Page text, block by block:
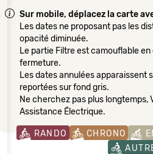
Sur mobile, déplacez la carte
Les dates ne proposant pas les
opacité diminuée.
Le partie Filtre est camouflable
fermeture.
Les dates annulées apparaissent
reportées sur fond gris.
Ne cherchez pas plus longtemps,
Assistance Électrique.
RANDO CHRONO